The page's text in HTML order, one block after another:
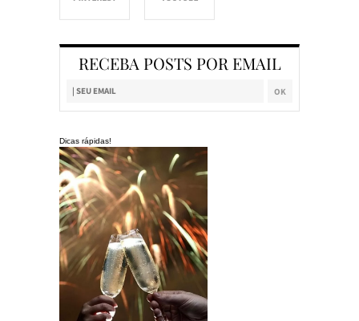
RECEBA POSTS POR EMAIL
Dicas rápidas!